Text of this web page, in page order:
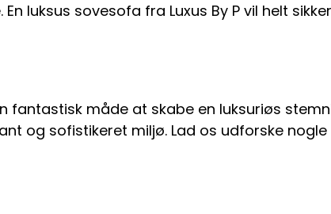
En luksus sovesofa fra Luxus By P vil helt
fantastisk måde at skabe en luksuriøs
og sofistikeret miljø. Lad os udforske